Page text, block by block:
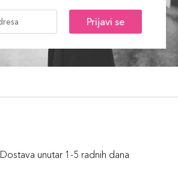
Prijavi se
Dostava unutar 1-5 radnih dana